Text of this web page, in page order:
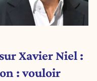
Xavier Niel :
: vouloir